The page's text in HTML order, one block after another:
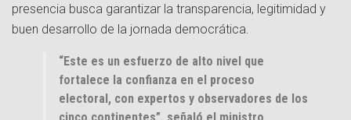
presencia busca garantizar la transparencia, legitimidad y
buen desarrollo de la jornada democrática.
“Este es un esfuerzo de alto nivel que
fortalece la confianza en el proceso
electoral, con expertos y observadores de los